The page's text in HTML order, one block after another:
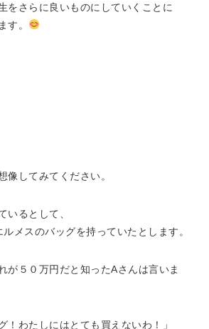
をさらに良いものにしていくことに
す。
像してみてください。
いるとして、
メスのバッグを持っていたとします。
が５０万円だと知ったAさんは言いま
！わたしにはとても買えないわ！」